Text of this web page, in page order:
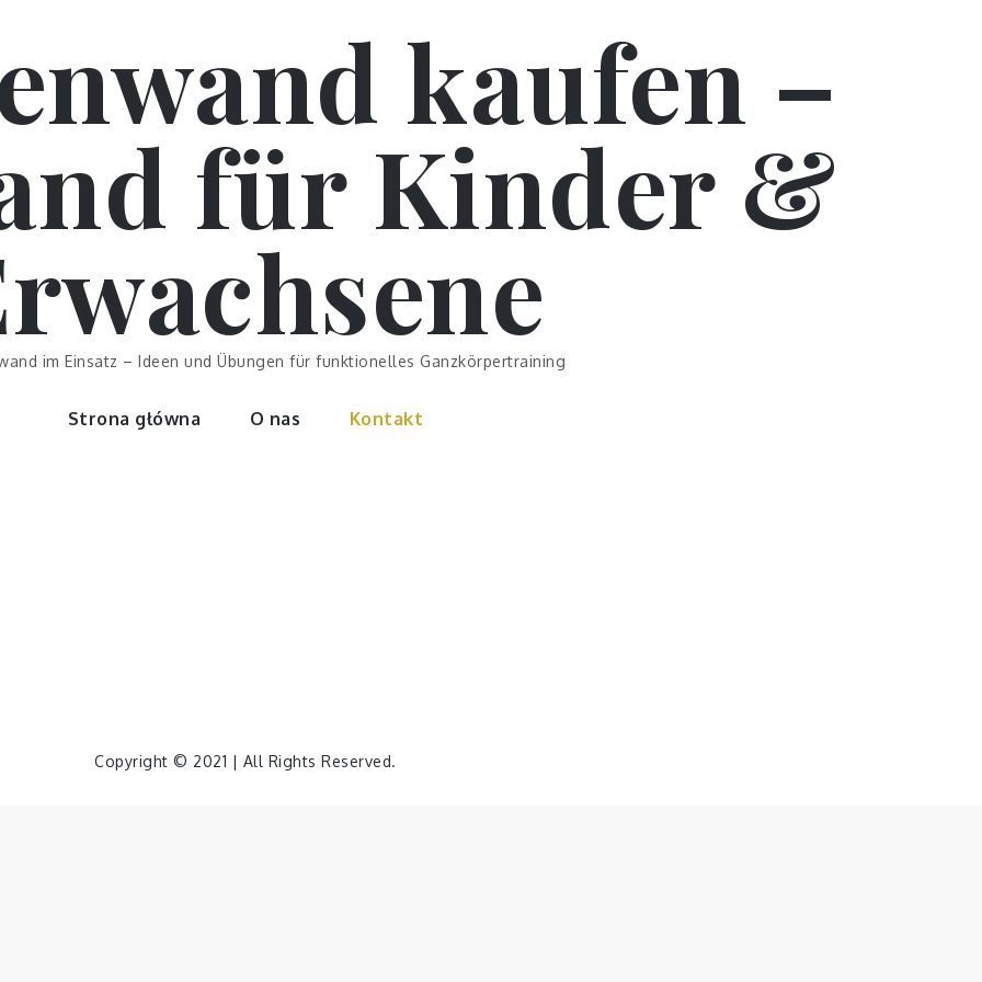
kaufen –
für Kinder &
im Einsatz – Ideen und Übungen für funktionelles Ganzkörpertraining
Strona główna O nas Kontakt
Copyright © 2021 | All Rights Reserved.